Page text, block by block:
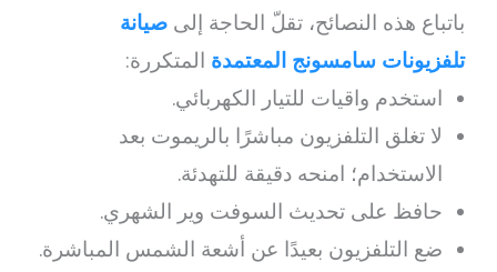
باتباع هذه النصائح، تقلّ الحاجة إلىصيانة
تلفزيونات سامسونج المعتمدة المتكررة:
استخدم واقيات للتيار الكهربائي.
لا تغلق التلفزيون مباشرًا بالريموت بعد
الاستخدام؛ امنحه دقيقة للتهدئة.
حافظ على تحديث السوفت وير الشهري.
ضع التلفزيون بعيدًا عن أشعة الشمس المباشرة.